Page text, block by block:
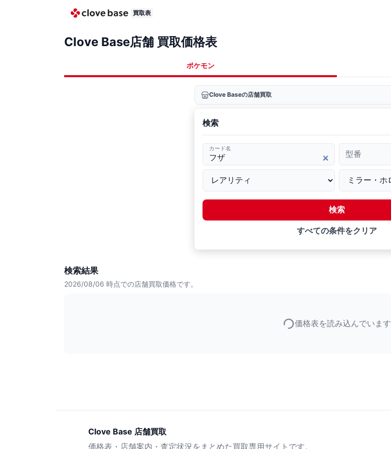
買取表
Clove Base店舗 買取価格表
ポケモン
Clove Baseの店舗買取
検索
カード名
型番
検索
すべての条件をクリア
検索結果
2026/08/06 時点での店舗買取価格です。
価格表を読み込んでいます
Clove Base 店舗買取
価格表・店舗案内・査定状況をまとめた買取専用サイトです。